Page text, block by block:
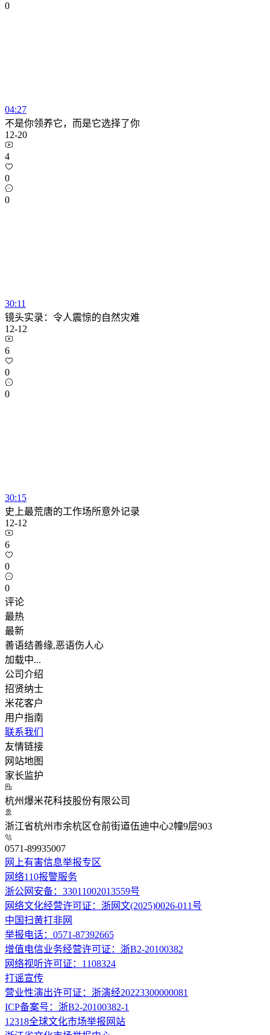
0
04:27
不是你领养它，而是它选择了你
12-20
4
0
0
30:11
镜头实录：令人震惊的自然灾难
12-12
6
0
0
30:15
史上最荒唐的工作场所意外记录
12-12
6
0
0
评论
最热
最新
善语结善缘,恶语伤人心
加载中...
公司介绍
招贤纳士
米花客户
用户指南
联系我们
友情链接
网站地图
家长监护
杭州爆米花科技股份有限公司
浙江省杭州市余杭区仓前街道伍迪中心2幢9层903
0571-89935007
网上有害信息举报专区
网络110报警服务
浙公网安备：33011002013559号
网络文化经营许可证：浙网文(2025)0026-011号
中国扫黄打非网
举报电话：0571-87392665
增值电信业务经营许可证：浙B2-20100382
网络视听许可证：1108324
打谣宣传
营业性演出许可证：浙演经20223300000081
ICP备案号：浙B2-20100382-1
12318全球文化市场举报网站